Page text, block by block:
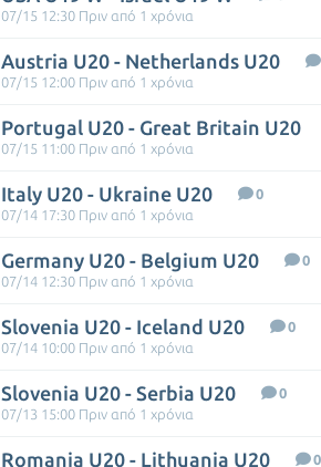
07/15 12:30 Πριν από 1 χρόνια
Austria U20 - Netherlands U20
07/15 12:00 Πριν από 1 χρόνια
Portugal U20 - Great Britain U20
07/15 11:00 Πριν από 1 χρόνια
Italy U20 - Ukraine U20
0
07/14 17:30 Πριν από 1 χρόνια
Germany U20 - Belgium U20
0
07/14 12:30 Πριν από 1 χρόνια
Slovenia U20 - Iceland U20
0
07/14 10:00 Πριν από 1 χρόνια
Slovenia U20 - Serbia U20
0
07/13 15:00 Πριν από 1 χρόνια
Romania U20 - Lithuania U20
0